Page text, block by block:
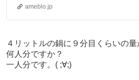
ameblo.jp
４リットルの鍋に９分目くらいの量
何人分ですか？
一人分です。( ;∀;)